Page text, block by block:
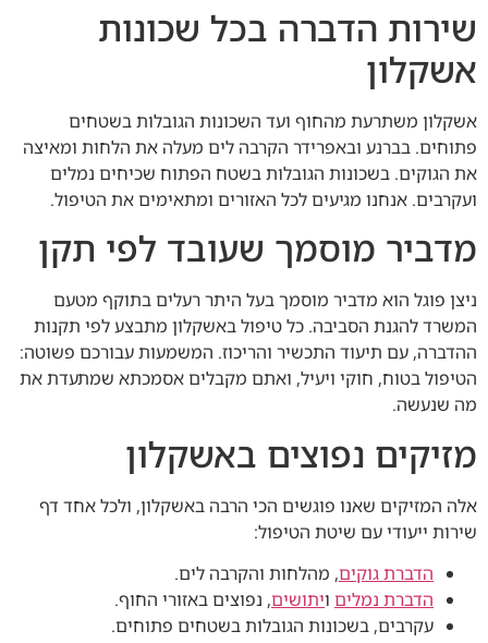
שירות הדברה בכל שכונות
אשקלון
אשקלון משתרעת מהחוף ועד השכונות הגובלות בשטחים
פתוחים. בברנע ובאפרידר הקרבה לים מעלה את הלחות ומאיצה
את הגוקים. בשכונות הגובלות בשטח הפתוח שכיחים נמלים
ועקרבים. אנחנו מגיעים לכל האזורים ומתאימים את הטיפול.
מדביר מוסמך שעובד לפי תקן
ניצן פוגל הוא מדביר מוסמך בעל היתר רעלים בתוקף מטעם
המשרד להגנת הסביבה. כל טיפול באשקלון מתבצע לפי תקנות
ההדברה, עם תיעוד התכשיר והריכוז. המשמעות עבורכם פשוטה:
הטיפול בטוח, חוקי ויעיל, ואתם מקבלים אסמכתא שמתעדת את
מה שנעשה.
מזיקים נפוצים באשקלון
אלה המזיקים שאנו פוגשים הכי הרבה באשקלון, ולכל אחד דף
שירות ייעודי עם שיטת הטיפול:
הדברת גוקים, מהלחות והקרבה לים.
הדברת נמלים ויתושים, נפוצים באזורי החוף.
עקרבים, בשכונות הגובלות בשטחים פתוחים.